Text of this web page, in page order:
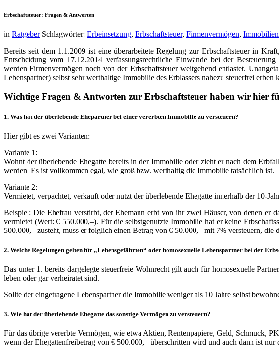
Erbschaftsteuer: Fragen & Antworten
in Ratgeber Schlagwörter: Erbeinsetzung, Erbschaftsteuer, Firmenvermögen, Immobilien
Bereits seit dem 1.1.2009 ist eine überarbeitete Regelung zur Erbschaftsteuer in
Entscheidung vom 17.12.2014 verfassungsrechtliche Einwände bei der
werden Firmenvermögen noch von der Erbschaftsteuer weitgehend entlastet.
Lebenspartner) selbst sehr werthaltige Immobilie des Erblassers nahezu steuerfrei erben
Wichtige Fragen & Antworten zur Erbschaftsteuer haben wir hier
1. Was hat der überlebende Ehepartner bei einer vererbten Immobilie zu versteuern?
Hier gibt es zwei Varianten:
Variante 1:
Wohnt der überlebende Ehegatte bereits in der Immobilie oder zieht er nach dem
werden. Es ist vollkommen egal, wie groß bzw. werthaltig die Immobilie tatsächlich ist.
Variante 2:
Vermietet, verpachtet, verkauft oder nutzt der überlebende Ehegatte innerhalb der 10-
Beispiel: Die Ehefrau verstirbt, der Ehemann erbt von ihr zwei Häuser, von denen er
vermietet (Wert: € 550.000,–). Für die selbstgenutzte Immobilie hat er keine
500.000,– zusteht, muss er folglich einen Betrag von € 50.000,– mit 7% versteuern,
2. Welche Regelungen gelten für „Lebensgefährten“ oder homosexuelle Lebenspartner bei der
Das unter 1. bereits dargelegte steuerfreie Wohnrecht gilt auch für homosexuelle
leben oder gar verheiratet sind.
Sollte der eingetragene Lebenspartner die Immobilie weniger als 10 Jahre selbst
3. Wie hat der überlebende Ehegatte das sonstige Vermögen zu versteuern?
Für das übrige vererbte Vermögen, wie etwa Aktien, Rentenpapiere, Geld, Schmuck,
wenn der Ehegattenfreibetrag von € 500.000,– überschritten wird und auch dann ist